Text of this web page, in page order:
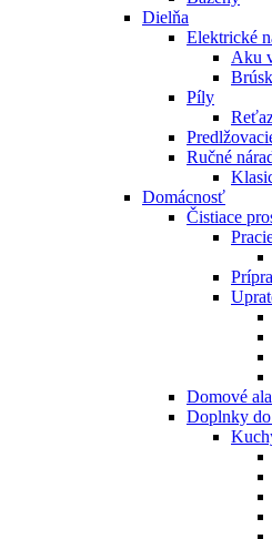
Dielňa
Elektrické
Aku
Píly
Ručné
Domácnosť
Čistiace
Domové
Doplnky